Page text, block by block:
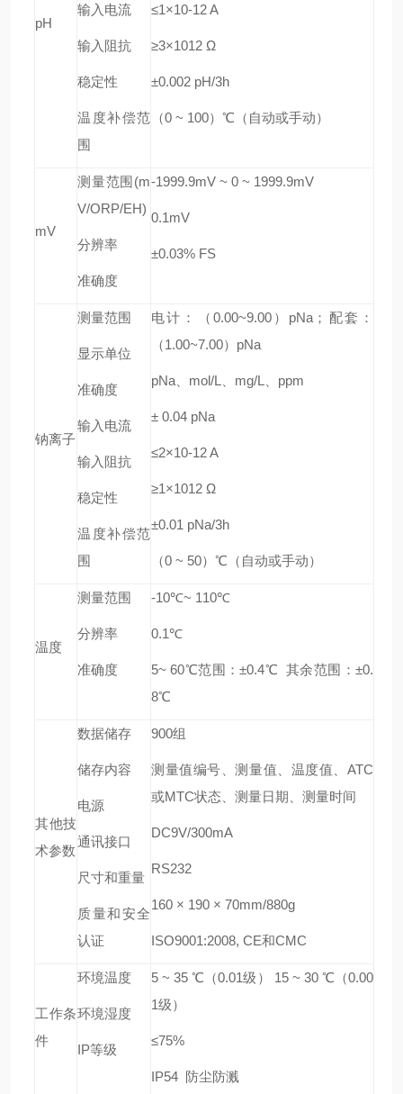
pH
输入电流
输入阻抗
稳定性
温度补偿范
围
≤1×10-12 A
≥3×1012 Ω
±0.002 pH/3h
（0 ~ 100）℃（自动或手动）
mV
测量范围(m
V/ORP/EH)
分辨率
准确度
-1999.9mV ~ 0 ~ 1999.9mV
0.1mV
±0.03% FS
钠离子
测量范围
显示单位
准确度
输入电流
输入阻抗
稳定性
温度补偿范
围
电计：（0.00~9.00）pNa；配套：
（1.00~7.00）pNa
pNa、mol/L、mg/L、ppm
± 0.04 pNa
≤2×10-12 A
≥1×1012 Ω
±0.01 pNa/3h
（0 ~ 50）℃（自动或手动）
温度
测量范围
分辨率
准确度
-10℃~ 110℃
0.1℃
5~ 60℃范围：±0.4℃ 其余范围：±0.
8℃
其他技
术参数
数据储存
储存内容
电源
通讯接口
尺寸和重量
质量和安全
认证
900组
测量值编号、测量值、温度值、ATC
或MTC状态、测量日期、测量时间
DC9V/300mA
RS232
160 × 190 × 70mm/880g
ISO9001:2008, CE和CMC
工作条
件
环境温度
环境湿度
IP等级
5 ~ 35 ℃（0.01级） 15 ~ 30 ℃（0.00
1级）
≤75%
IP54 防尘防溅